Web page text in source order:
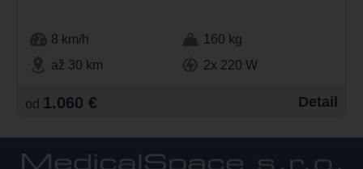
8 km/h
160 kg
až 30 km
2x 220 W
od 1.060 € Detail